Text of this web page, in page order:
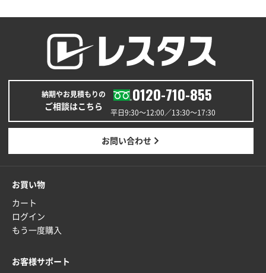
福島県W社様
A4バインダー(2ツ折)
300枚
2025年12月24日 14:43
以前の注文も含め価格と品質
青森県K社様
ワンポイントポリ袋 A4サイズ 1000枚
2025年12月22日 03:31
納期やお見積もりの
ご相談はこちら
0120-710-855
平日9:30〜12:00／13:30〜17:30
お問い合わせ
お買い物
カート
ログイン
もう一度購入
お客様サポート